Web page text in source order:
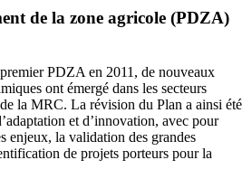
de la zone agricole (PDZA)
PDZA en 2011, de nouveaux
ont émergé dans les secteurs
la MRC. La révision du Plan a ainsi été
et d’innovation, avec pour
enjeux, la validation des grandes
de projets porteurs pour la